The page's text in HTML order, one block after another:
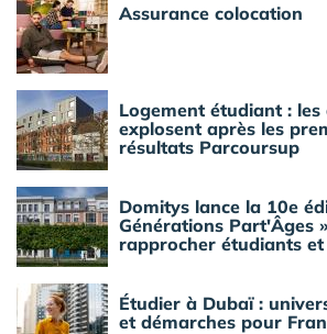
Assurance colocation
Logement étudiant : les
explosent après les
résultats Parcoursup
Domitys lance la 10e
Générations Part'Âges
rapprocher étudiants
Étudier à Dubaï :
et démarches pour